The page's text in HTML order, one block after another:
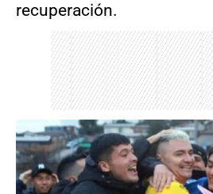
recuperación.